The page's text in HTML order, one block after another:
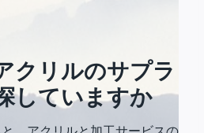
クリルのサプラ
していますか